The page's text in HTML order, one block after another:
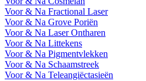
Voor & Na Fractional Laser
Voor & Na Grove Poriën
Voor & Na Laser Ontharen
Voor & Na Littekens
Voor & Na Pigmentvlekken
Voor & Na Schaamstreek
Voor & Na Teleangiëctasieën